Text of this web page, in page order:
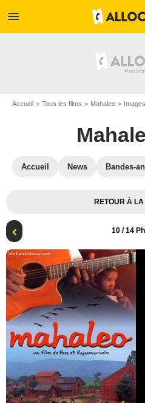
menu
Accueil Tous les films Mahaleo
Accueil News Bandes-
RETOUR À
10 / 14